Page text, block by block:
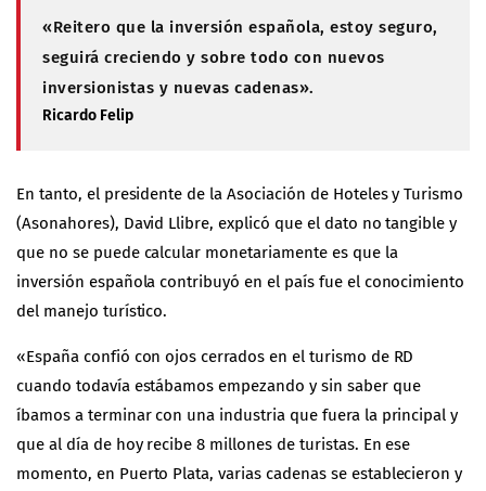
«Reitero que la inversión española, estoy seguro,
seguirá creciendo y sobre todo con nuevos
inversionistas y nuevas cadenas».
Ricardo Felip
En tanto, el presidente de la Asociación de Hoteles y Turismo
(Asonahores), David Llibre, explicó que el dato no tangible y
que no se puede calcular monetariamente es que la
inversión española contribuyó en el país fue el conocimiento
del manejo turístico.
«España confió con ojos cerrados en el turismo de RD
cuando todavía estábamos empezando y sin saber que
íbamos a terminar con una industria que fuera la principal y
que al día de hoy recibe 8 millones de turistas. En ese
momento, en Puerto Plata, varias cadenas se establecieron y